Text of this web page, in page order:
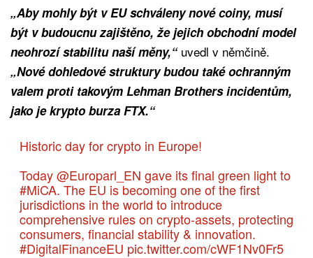
„Aby mohly být v EU schváleny nové coiny, musí
být v budoucnu zajištěno, že jejich obchodní model
neohrozí stabilitu naší měny,“uvedl v němčině.
„Nové dohledové struktury budou také ochranným
valem proti takovým Lehman Brothers incidentům,
jako je krypto burza FTX.“
Historic day for crypto in Europe!
Today@Europarl_EN gave its final green light to
#MiCA. The EU is becoming one of the first
jurisdictions in the world to introduce
comprehensive rules on crypto-assets, protecting
consumers, financial stability & innovation.
#DigitalFinanceEU pic.twitter.com/cWF1Nv0Fr5